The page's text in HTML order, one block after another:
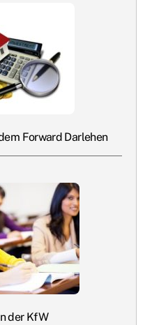
Forward Darlehen
der KfW